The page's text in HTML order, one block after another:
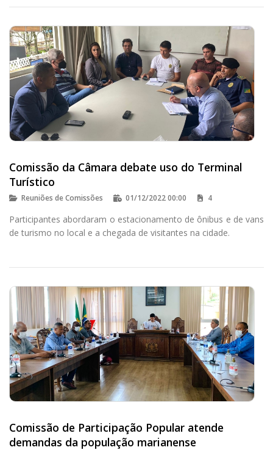
Comissão da Câmara debate uso do Terminal
Turístico
Reuniões de Comissões 01/12/2022 00:00 4
Participantes abordaram o estacionamento de ônibus e de vans
de turismo no local e a chegada de visitantes na cidade.
Comissão de Participação Popular atende
demandas da população marianense